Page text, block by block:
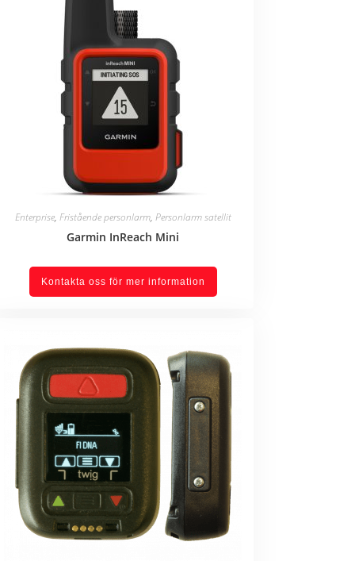
Enterprise, Fristående personlarm, Personlarm satellit
Garmin InReach Mini
Kontakta oss för mer information